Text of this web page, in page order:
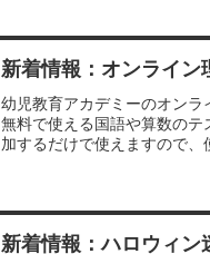
新着情報：オンライン
幼児教育アカデミーのオン
無料で使える国語や算数の
加するだけで使えますので、
新着情報：ハロウィン